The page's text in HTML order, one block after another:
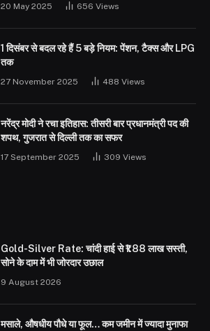
20 May 2025 656 Views
1 दिसंबर से बदल रहे हैं 5 बड़े नियम: पेंशन, टैक्स और LPG
तक
27 November 2025 488 Views
नरेंद्र मोदी ने रचा इतिहास: तीसरी बार प्रधानमंत्री पद की
शपथ, गुजरात से दिल्ली तक का सफर
17 September 2025 309 Views
Gold-Silver Rate: चांदी हाई से ₹1.88 लाख सस्ती,
सोने के दाम में भी जोरदार उछाल
9 August 2026
मसाले, औषधीय पौधे या फूल… कम जमीन में ज्यादा मुनाफा